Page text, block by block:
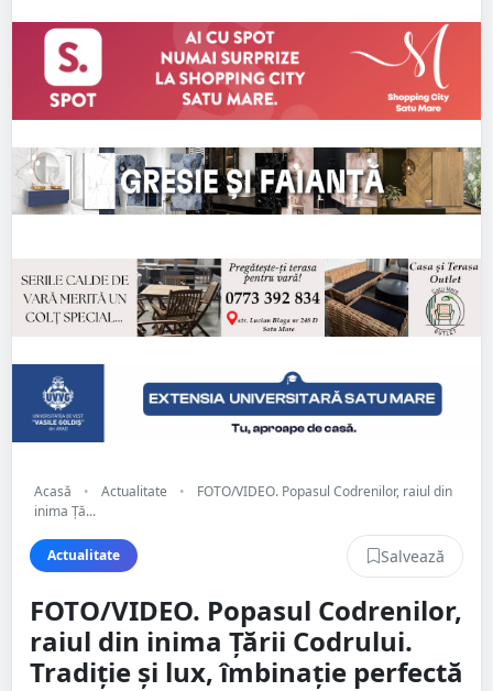
Acasă • Actualitate •
FOTO/VIDEO. Popasul Codrenilor, raiul din
inima Ță...
Actualitate Salvează
FOTO/VIDEO. Popasul Codrenilor,
raiul din inima Țării Codrului.
Tradiție și lux, îmbinație perfectă